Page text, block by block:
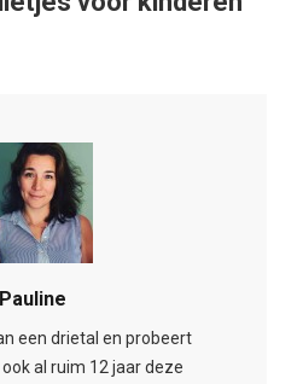
Pauline
een drietal en probeert
al ruim 12 jaar deze